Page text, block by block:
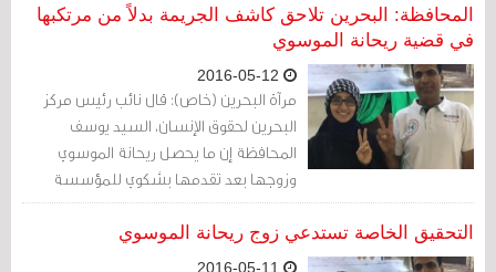
فحوصات طبية بعد مضي ثلاث سنوات على
الشكوى التي قدمتها بشأن تعرضها
للتعذيب وسوء المعاملة خلال فترة اعتقالها.
المحافظة: البحرين تلاحق كاشف الجريمة بدلاً من مرتكبها
في قضية ريحانة الموسوي
مرآة البحرين (خاص): قال نائب رئيس مركز
البحرين لحقوق الإنسان، السيد يوسف
المحافظة إن ما يحصل ريحانة الموسوي
وزوجها بعد تقدمها بشكوي للمؤسسة
الوطنية لحقوق الإنسان هو "ما كنا نخشاه
ونتوقعه، الهواجس ذاتها هي التي أبعدت
الناس عن التواصل مع هذه المؤسسات أو
التحقيق الخاصة تستدعي زوج ريحانة الموسوي